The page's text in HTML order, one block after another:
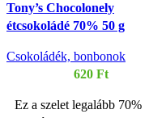
Tony’s Chocolonely
étcsokoládé 70% 50 g
Csokoládék, bonbonok
620 Ft
Ez a szelet legalább 70%